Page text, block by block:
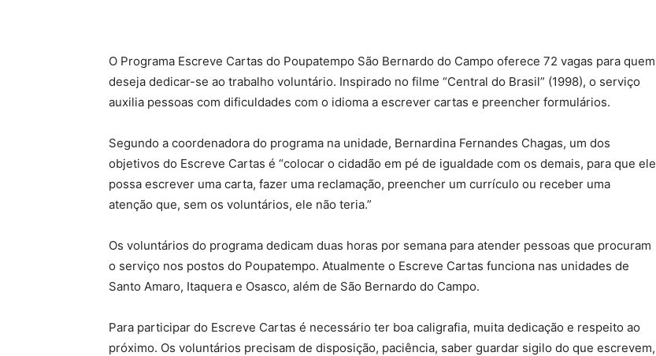
O Programa Escreve Cartas do Poupatempo São Bernardo do Campo oferece 72 vagas para quem
deseja dedicar-se ao trabalho voluntário. Inspirado no filme “Central do Brasil” (1998), o serviço
auxilia pessoas com dificuldades com o idioma a escrever cartas e preencher formulários.
Segundo a coordenadora do programa na unidade, Bernardina Fernandes Chagas, um dos
objetivos do Escreve Cartas é “colocar o cidadão em pé de igualdade com os demais, para que ele
possa escrever uma carta, fazer uma reclamação, preencher um currículo ou receber uma
atenção que, sem os voluntários, ele não teria.”
Os voluntários do programa dedicam duas horas por semana para atender pessoas que procuram
o serviço nos postos do Poupatempo. Atualmente o Escreve Cartas funciona nas unidades de
Santo Amaro, Itaquera e Osasco, além de São Bernardo do Campo.
Para participar do Escreve Cartas é necessário ter boa caligrafia, muita dedicação e respeito ao
próximo. Os voluntários precisam de disposição, paciência, saber guardar sigilo do que escrevem,